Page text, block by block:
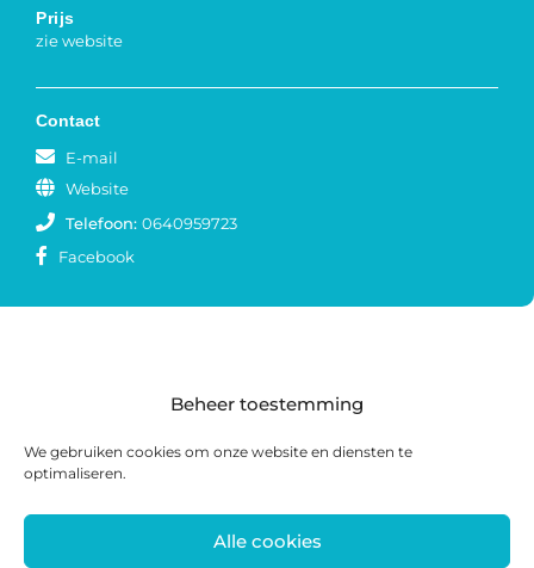
Beheer toestemming
We gebruiken cookies om onze website en diensten te
optimaliseren.
Alle cookies
Prijs
zie website
Contact
E-mail
Website
Telefoon: 0640959723
Facebook
Postadres: Postbus 285, 8440 AG Heerenveen |